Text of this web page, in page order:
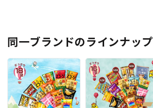
同一ブランドのラインナップ